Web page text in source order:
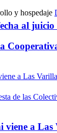
al juicio
viene a Las
y hospedaje